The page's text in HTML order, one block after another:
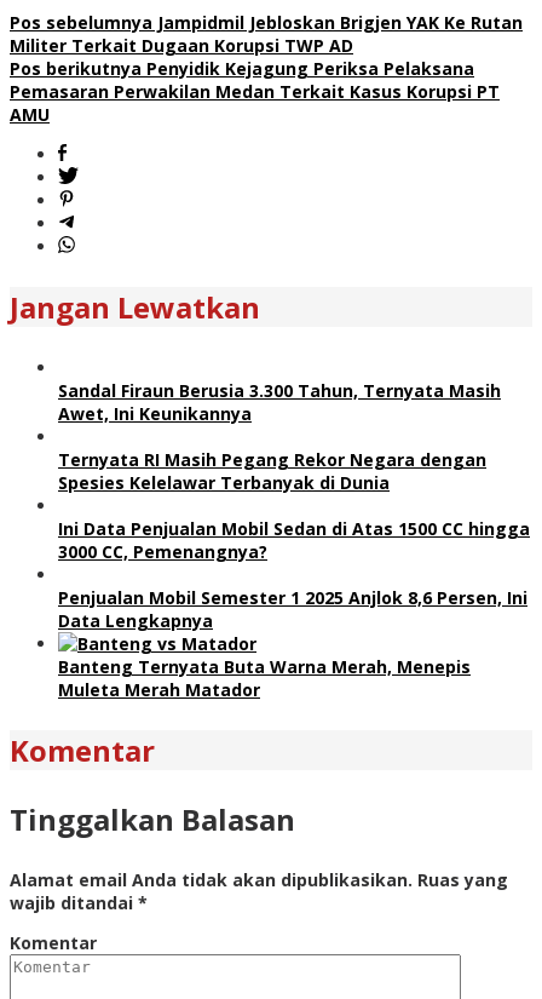
Pos sebelumnya Jampidmil Jebloskan Brigjen YAK Ke Rutan
Militer Terkait Dugaan Korupsi TWP AD
Pos berikutnya Penyidik Kejagung Periksa Pelaksana
Pemasaran Perwakilan Medan Terkait Kasus Korupsi PT
AMU
Jangan Lewatkan
Sandal Firaun Berusia 3.300 Tahun, Ternyata Masih
Awet, Ini Keunikannya
Ternyata RI Masih Pegang Rekor Negara dengan
Spesies Kelelawar Terbanyak di Dunia
Ini Data Penjualan Mobil Sedan di Atas 1500 CC hingga
3000 CC, Pemenangnya?
Penjualan Mobil Semester 1 2025 Anjlok 8,6 Persen, Ini
Data Lengkapnya
Banteng Ternyata Buta Warna Merah, Menepis
Muleta Merah Matador
Komentar
Tinggalkan Balasan
Alamat email Anda tidak akan dipublikasikan. Ruas yang
wajib ditandai *
Komentar